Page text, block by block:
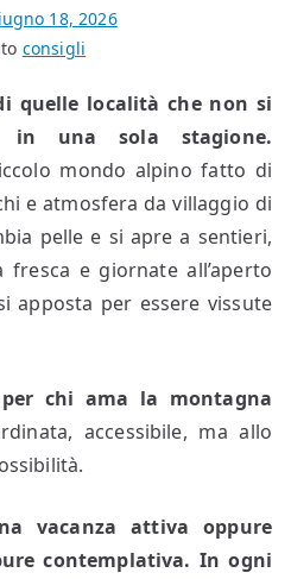
18, 2026
consigli
quelle località che non si
in una sola stagione.
mondo alpino fatto di
e atmosfera da villaggio di
pelle e si apre a sentieri,
e giornate all’aperto
apposta per essere vissute
chi ama la montagna
accessibile, ma allo
vacanza attiva oppure
contemplativa. In ogni